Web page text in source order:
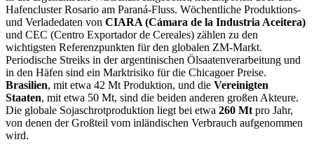
Hafencluster Rosario am Paraná-Fluss. Wöchentliche Produktions-
und Verladedaten von CIARA (Cámara de la Industria Aceitera)
und CEC (Centro Exportador de Cereales) zählen zu den
wichtigsten Referenzpunkten für den globalen ZM-Markt.
Periodische Streiks in der argentinischen Ölsaatenverarbeitung und
in den Häfen sind ein Marktrisiko für die Chicagoer Preise.
Brasilien, mit etwa 42 Mt Produktion, und die Vereinigten
Staaten, mit etwa 50 Mt, sind die beiden anderen großen Akteure.
Die globale Sojaschrotproduktion liegt bei etwa 260 Mt pro Jahr,
von denen der Großteil vom inländischen Verbrauch aufgenommen
wird.